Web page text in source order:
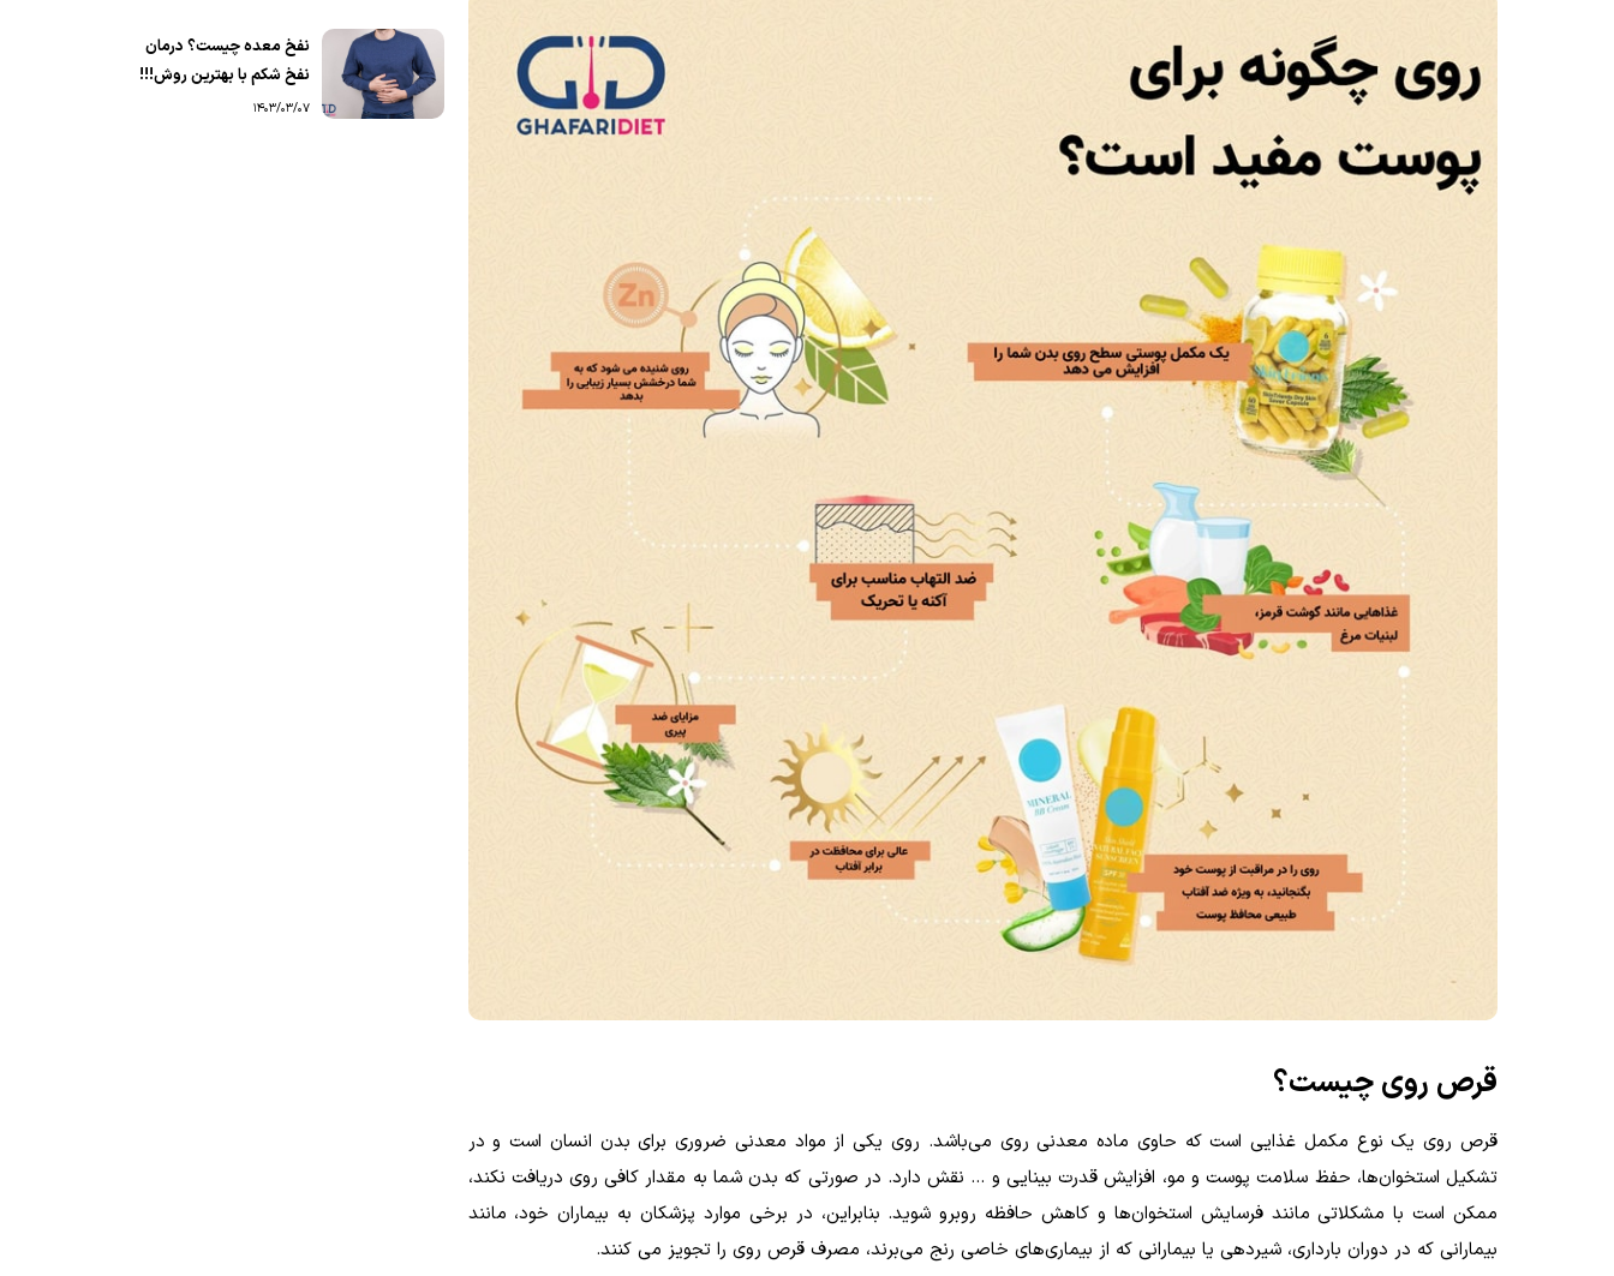
قرص روی چیست؟
قرص روی یک نوع مکمل غذایی است که حاوی ماده معدنی روی می‌باشد. روی یکی از مواد معدنی ضروری برای بدن انسان است و در
تشکیل استخوان‌ها، حفظ سلامت پوست و مو، افزایش قدرت بینایی و ... نقش دارد. در صورتی که بدن شما به مقدار کافی روی دریافت نکند،
ممکن است با مشکلاتی مانند فرسایش استخوان‌ها و کاهش حافظه روبرو شوید. بنابراین، در برخی موارد پزشکان به بیماران خود، مانند
بیمارانی که در دوران بارداری، شیردهی یا بیمارانی که از بیماری‌های خاصی رنج می‌برند، مصرف قرص روی را تجویز می کنند.
نفخ معده چیست؟ درمان
نفخ شکم با بهترین روش!!!
1403/03/07